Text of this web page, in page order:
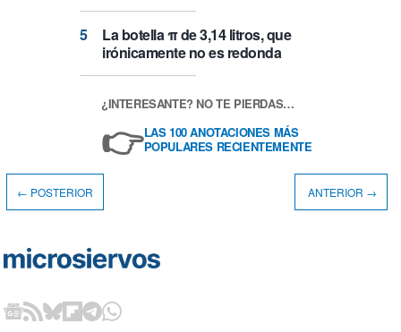
La botella π de 3,14 litros, que
irónicamente no es redonda
¿INTERESANTE? NO TE PIERDAS…
👉LAS 100 ANOTACIONES MÁS
POPULARES RECIENTEMENTE
← POSTERIOR ANTERIOR →